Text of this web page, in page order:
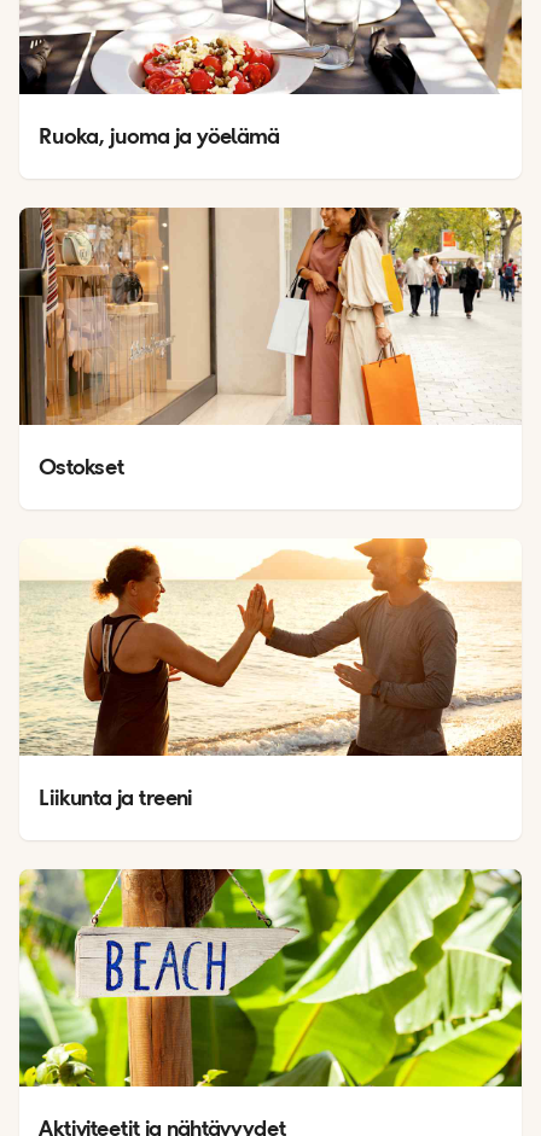
Ruoka, juoma ja yöelämä
Ostokset
Liikunta ja treeni
Aktiviteetit ja nähtävyydet